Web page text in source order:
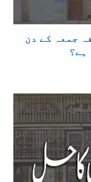
جمعہ کے دن
ہے؟